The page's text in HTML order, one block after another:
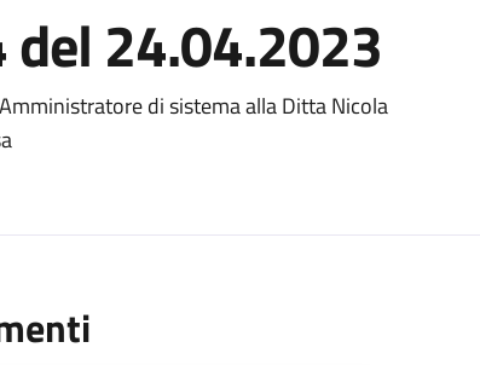
24.04.2023
di sistema alla Ditta Nicola